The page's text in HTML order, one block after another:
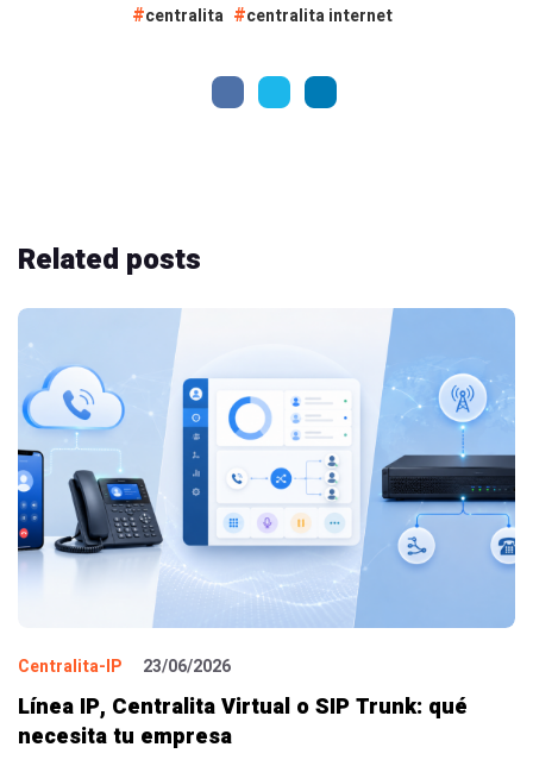
centralita centralita internet
Related posts
Centralita-IP 23/06/2026
Línea IP, Centralita Virtual o SIP Trunk: qué
necesita tu empresa